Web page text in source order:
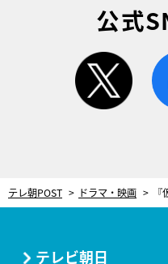
公式
テレ朝POST ドラマ・映画
テレビ朝日